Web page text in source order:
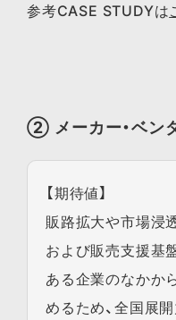
参考CASE STUDYは
② メーカー・ベン
【期待値】
販路拡大や市場浸
および販売支援基
ある企業のなかか
めるため、全国展